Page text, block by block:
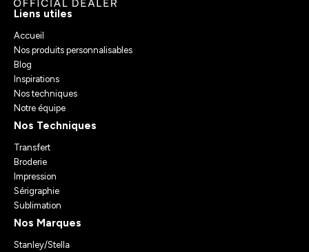
Liens utiles
Accueil
Nos produits personnalisables
Blog
Inspirations
Nos techniques
Notre équipe
Nos Techniques
Transfert
Broderie
Impression
Sérigraphie
Sublimation
Nos Marques
Stanley/Stella